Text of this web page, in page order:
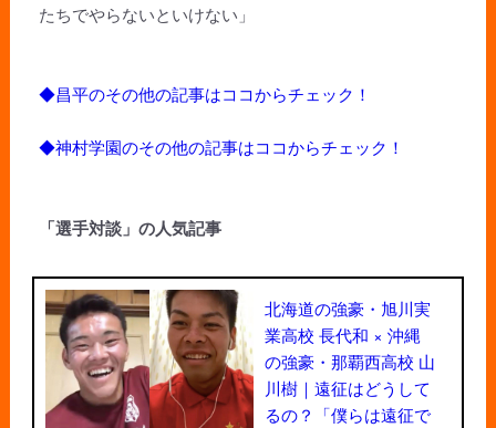
たちでやらないといけない」
◆昌平のその他の記事はココからチェック！
◆神村学園のその他の記事はココからチェック！
「選手対談」の人気記事
北海道の強豪・旭川実
業高校 長代和 × 沖縄
の強豪・那覇西高校 山
川樹｜遠征はどうして
るの？「僕らは遠征で